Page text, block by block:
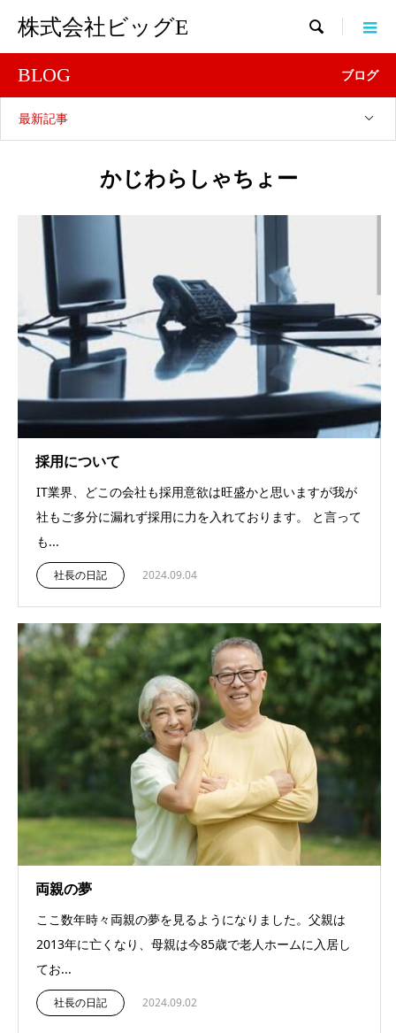
株式会社ビッグE 
BLOG ブログ
最新記事
かじわらしゃちょー
採用について
IT業界、どこの会社も採用意欲は旺盛かと思いますが我が
社もご多分に漏れず採用に力を入れております。 と言って
も...
社長の日記 2024.09.04
両親の夢
ここ数年時々両親の夢を見るようになりました。父親は
2013年に亡くなり、母親は今85歳で老人ホームに入居し
てお...
社長の日記 2024.09.02